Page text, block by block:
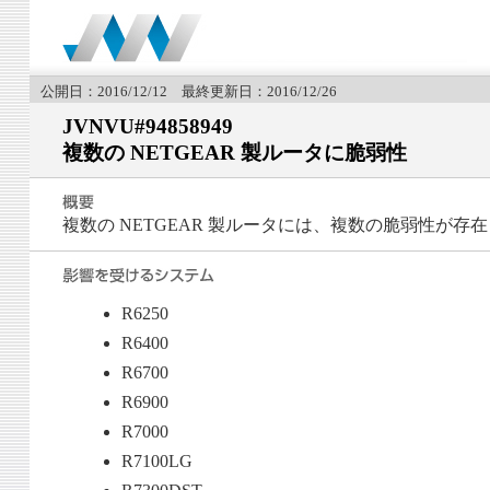
公開日：2016/12/12 最終更新日：2016/12/26
JVNVU#94858949
複数の NETGEAR 製ルータに脆弱性
複数の NETGEAR 製ルータには、複数の脆弱性が存在
R6250
R6400
R6700
R6900
R7000
R7100LG